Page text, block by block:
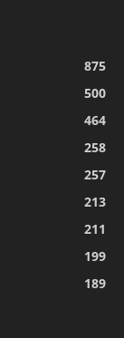
875
500
464
258
257
213
211
199
189